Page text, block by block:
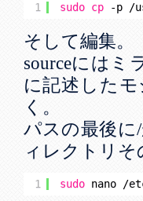
1 sudo cp -p /
そして編集。
sourceにはミ
に記述した
く。
パスの最後
ィレクトリ
1 sudo nano /